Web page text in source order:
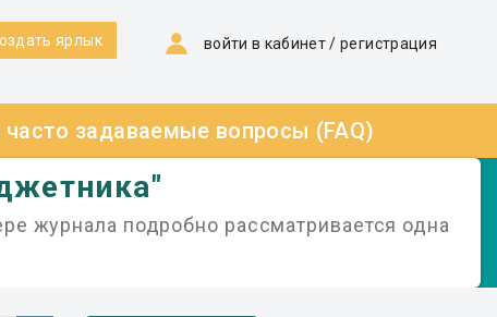
ярлык войти в кабинет/регистрация
задаваемые вопросы (FAQ)
журнала подробно рассматривается одна